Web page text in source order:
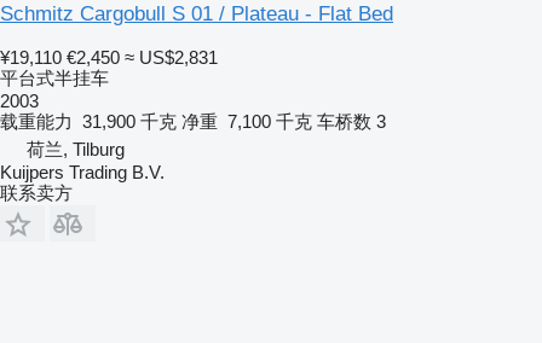
Schmitz Cargobull S 01 / Plateau - Flat Bed
¥19,110 €2,450 ≈ US$2,831
平台式半挂车
2003
载重能力 31,900 千克 净重 7,100 千克 车桥数 3
荷兰, Tilburg
Kuijpers Trading B.V.
联系卖方